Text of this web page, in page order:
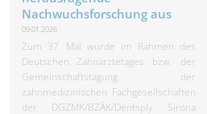
Nachwuchsforschung aus
09.01.2026
Zum 37. Mal wurde im Rahmen des
Deutschen Zahnärztetages bzw. der
Gemeinschaftstagung der
zahnmedizinischen Fachgesellschaften
der DGZMK/BZÄK/Dentsply Sirona